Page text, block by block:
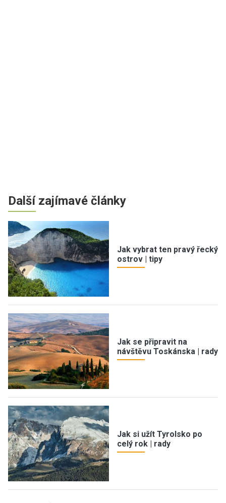
Další zajímavé články
Jak vybrat ten pravý řecký
ostrov | tipy
Jak se připravit na
návštěvu Toskánska | rady
Jak si užít Tyrolsko po
celý rok | rady